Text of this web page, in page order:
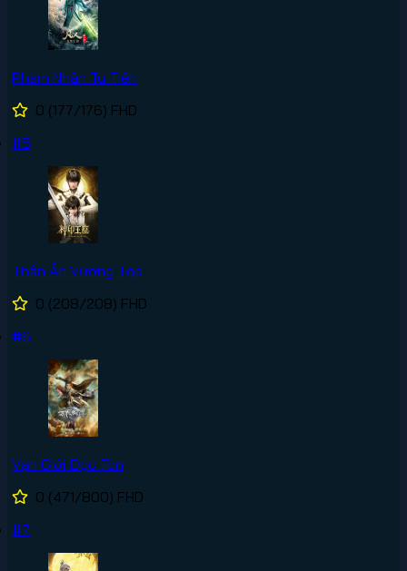
Phàm Nhân Tu Tiên
0 (177/176) FHD
#5
Thần Ấn Vương Tọa
0 (208/208) FHD
#6
Vạn Giới Độc Tôn
0 (471/800) FHD
#7